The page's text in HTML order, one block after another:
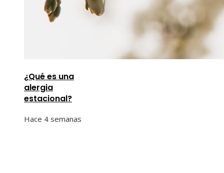
¿Qué es una
alergia
estacional?
Hace 4 semanas